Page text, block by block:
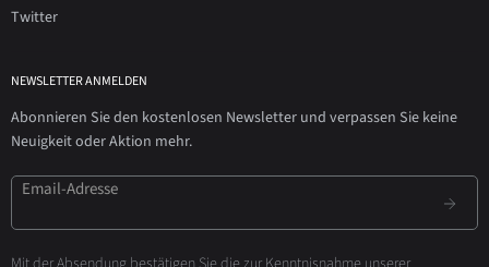
Twitter
NEWSLETTER ANMELDEN
Abonnieren Sie den kostenlosen Newsletter und verpassen Sie keine
Neuigkeit oder Aktion mehr.
Email-Adresse